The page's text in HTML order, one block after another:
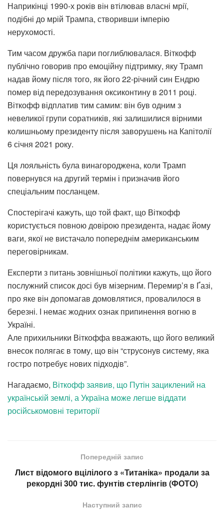
Наприкінці 1990-х років він втілював власні мрії,
подібні до мрій Трампа, створивши імперію
нерухомості.
Тим часом дружба пари поглиблювалася. Віткофф
публічно говорив про емоційну підтримку, яку Трамп
надав йому після того, як його 22-річний син Ендрю
помер від передозування оксиконтину в 2011 році.
Віткофф відплатив тим самим: він був одним з
невеликої групи соратників, які залишилися вірними
колишньому президенту після заворушень на Капітолії
6 січня 2021 року.
Ця лояльність була винагороджена, коли Трамп
повернувся на другий термін і призначив його
спеціальним посланцем.
Спостерігачі кажуть, що той факт, що Віткофф
користується повною довірою президента, надає йому
ваги, якої не вистачало попереднім американським
переговірникам.
Експерти з питань зовнішньої політики кажуть, що його
послужний список досі був мізерним. Перемир’я в Ґазі,
про яке він допомагав домовлятися, провалилося в
березні. І немає жодних ознак припинення вогню в
Україні.
Але прихильники Віткоффа вважають, що його великий
внесок полягає в тому, що він “струсонув систему, яка
гостро потребує нових підходів”.
Нагадаємо, Віткофф заявив, що Путін зациклений на
українській землі, а Україна може легше віддати
російськомовні території
Попередній запис
Лист відомого вцілілого з «Титаніка» продали за
рекордні 300 тис. фунтів стерлінгів (ФОТО)
Наступний запис